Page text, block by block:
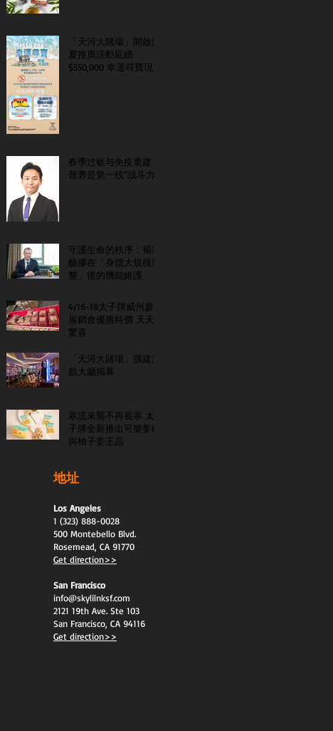
「天河大賭場」開啟盛
夏推廣活動延續
$550,000 幸運尋寶現金
春季过敏与免疫重建：
营养是第一线“战斗力”
守護生命的秩序：褐藻
醣膠在「身體大規模重
整」後的機能維護
4/16-18太子牌威州參
展銷會優惠特價 天天
驚喜
「天河大賭場」擴建遊
戲大廳揭幕
寒流來襲不再畏寒 太
子牌全新推出可樂姜糖
與柚子姜王晶
地址
Los Angeles
1 (323) 888-0028
500 Montebello Blvd.
Rosemead, CA 91770
Get direction>>
San Francisco
info@skylilnksf.com
2121 19th Ave. Ste 103
San Francisco, CA 94116
Get direction>>